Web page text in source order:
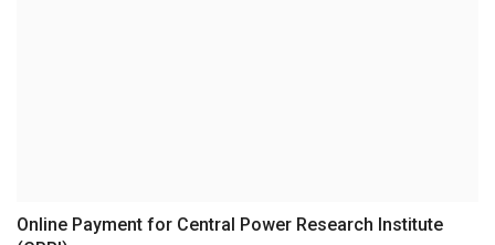
Online Payment for Central Power Research Institute